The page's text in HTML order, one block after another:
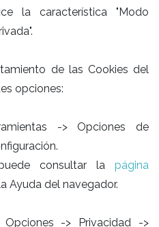
la característica "Modo
de las Cookies del
opciones:
-> Opciones de
consultar la página
Ayuda del navegador.
-> Privacidad ->